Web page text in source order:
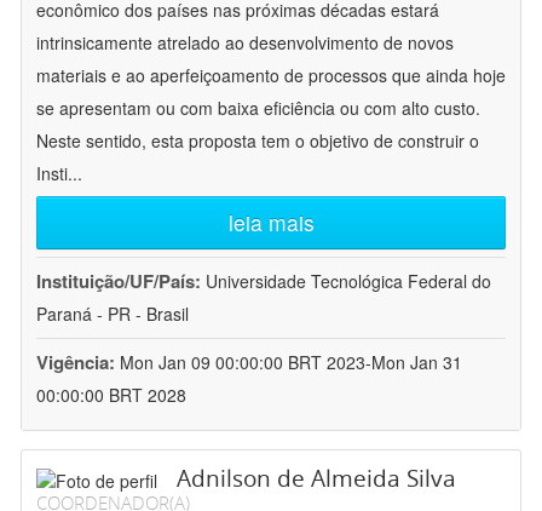
econômico dos países nas próximas décadas estará
intrinsicamente atrelado ao desenvolvimento de novos
materiais e ao aperfeiçoamento de processos que ainda hoje
se apresentam ou com baixa eficiência ou com alto custo.
Neste sentido, esta proposta tem o objetivo de construir o
Insti...
leia mais
Instituição/UF/País: Universidade Tecnológica Federal do
Paraná - PR - Brasil
Vigência: Mon Jan 09 00:00:00 BRT 2023-Mon Jan 31
00:00:00 BRT 2028
Adnilson de Almeida Silva
COORDENADOR(A)